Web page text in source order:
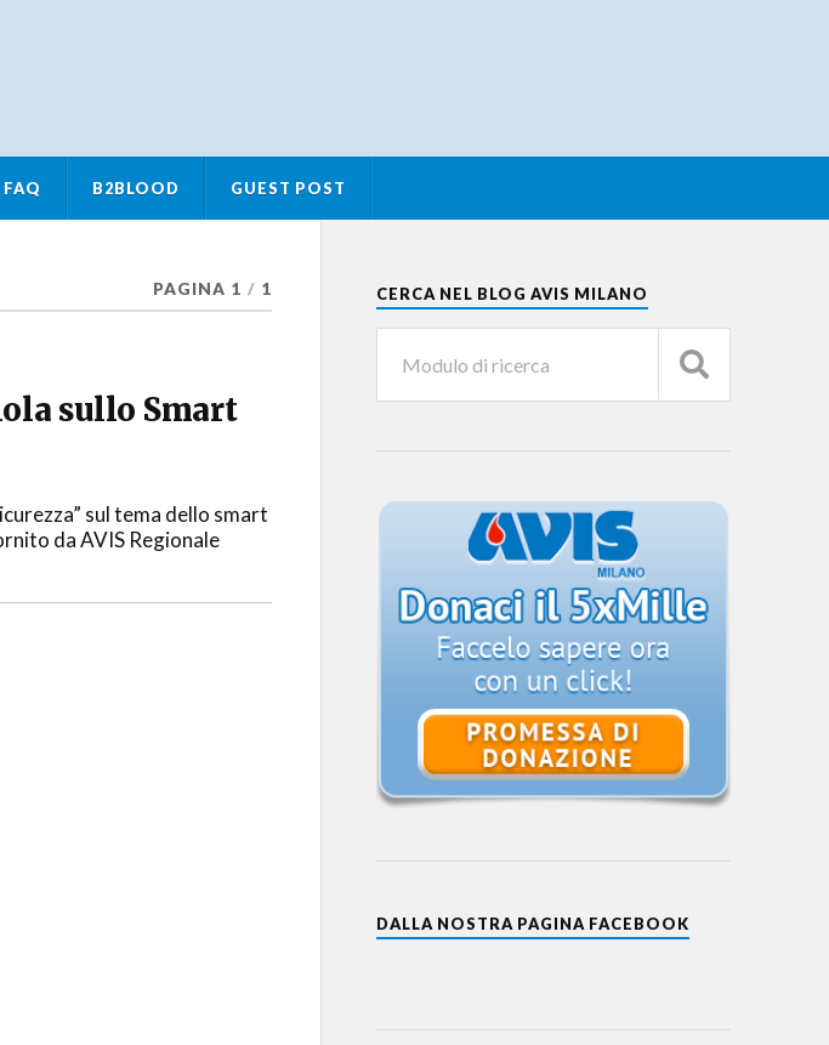
FAQ B2BLOOD GUEST POST
PAGINA 1 / 1
sullo Smart
sul tema dello smart
da AVIS Regionale
CERCA NEL BLOG AVIS MILANO
DALLA NOSTRA PAGINA FACEBOOK